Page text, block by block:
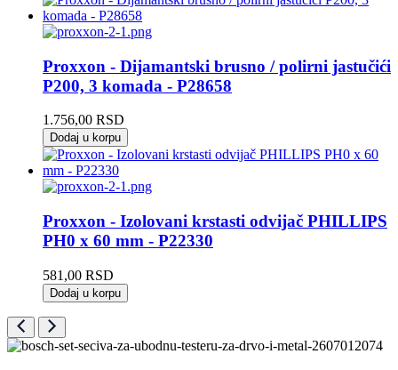
Proxxon - Dijamantski brusno / polirni jastučići
P200, 3 komada - P28658
1.756,00 RSD
Dodaj u korpu
Proxxon - Izolovani krstasti odvijač PHILLIPS
PH0 x 60 mm - P22330
581,00 RSD
Dodaj u korpu